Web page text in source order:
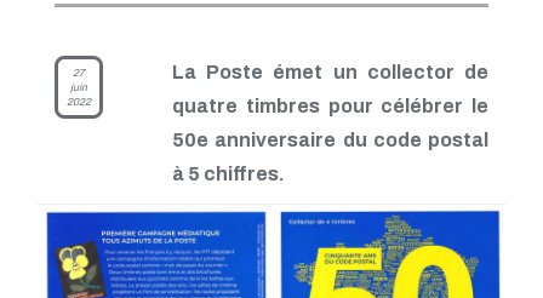
27
juin
2022
La Poste émet un collector de
quatre timbres pour célébrer le
50e anniversaire du code postal
à 5 chiffres.